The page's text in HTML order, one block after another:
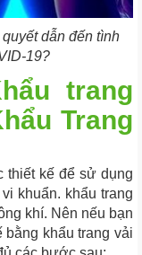
dẫn đến tình
19?
trang
Trang
thiết kế để sử dụng
khuẩn. khẩu trang
khí. Nên nếu bạn
bằng khẩu trang vải